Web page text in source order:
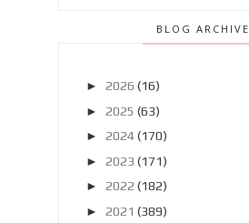
BLOG ARCHIVE
► 2026 (16)
► 2025 (63)
► 2024 (170)
► 2023 (171)
► 2022 (182)
► 2021 (389)